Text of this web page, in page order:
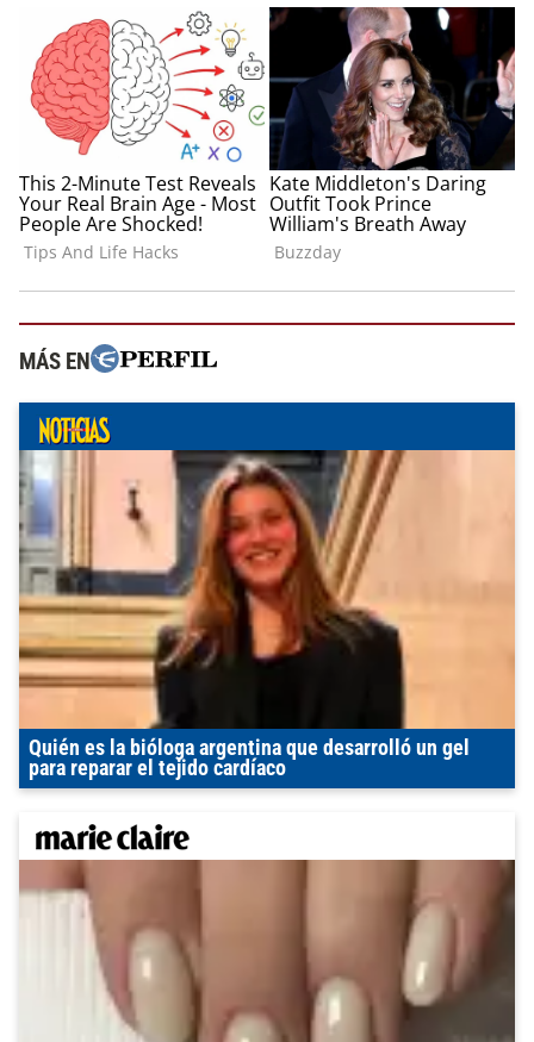
MÁS EN
Quién es la bióloga argentina que desarrolló un gel
para reparar el tejido cardíaco